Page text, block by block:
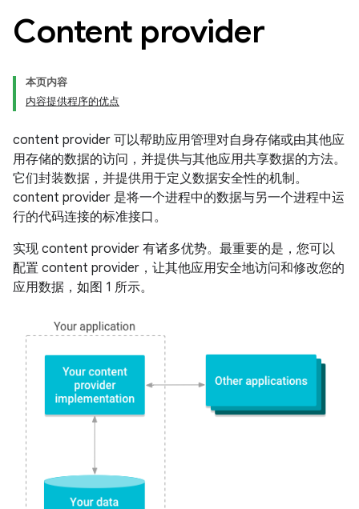
Content provider
本页内容
内容提供程序的优点
content provider 可以帮助应用管理对自身存储或由其他应
用存储的数据的访问，并提供与其他应用共享数据的方法。
它们封装数据，并提供用于定义数据安全性的机制。
content provider 是将一个进程中的数据与另一个进程中运
行的代码连接的标准接口。
实现 content provider 有诸多优势。最重要的是，您可以
配置 content provider，让其他应用安全地访问和修改您的
应用数据，如图 1 所示。